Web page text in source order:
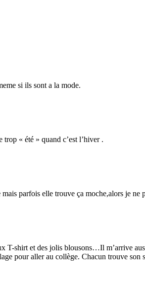
si ils sont a la mode.
trop « été » quand c’est l’hiver .
parfois elle trouve ça moche,alors je ne
T-shirt et des jolis blousons…Il m’arrive
pour aller au collège. Chacun trouve